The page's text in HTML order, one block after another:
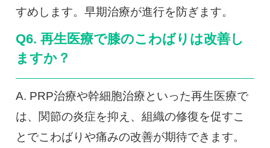
すめします。早期治療が進行を防ぎます。
Q6. 再生医療で膝のこわばりは改善し
ますか？
A. PRP治療や幹細胞治療といった再生医療で
は、関節の炎症を抑え、組織の修復を促すこ
とでこわばりや痛みの改善が期待できます。